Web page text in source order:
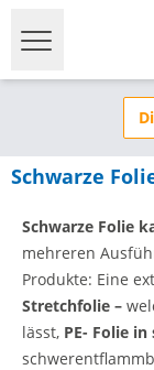
Schwarze
Schwarze Folie
mehreren
Produkte: Eine
Stretchfolie –
lässt, PE- Folie in